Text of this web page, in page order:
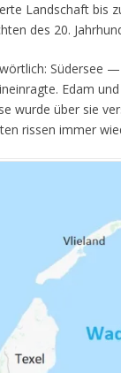
Landschaft bis
des 20.
Südersee
Edam
wurde über sie
rissen immer